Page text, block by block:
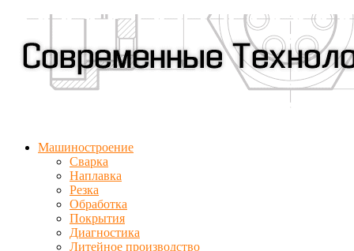
Машиностроение
Сварка
Наплавка
Резка
Обработка
Покрытия
Диагностика
Литейное производство